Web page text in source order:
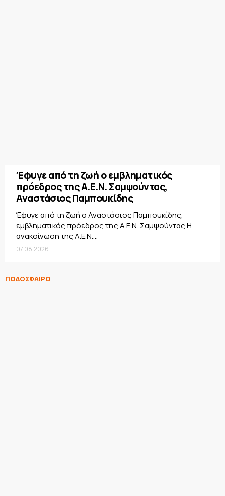
Έφυγε από τη ζωή ο εμβληματικός
πρόεδρος της Α.Ε.Ν. Σαμψούντας,
Αναστάσιος Παμπουκίδης
Έφυγε από τη ζωή ο Αναστάσιος Παμπουκίδης,
εμβληματικός πρόεδρος της Α.Ε.Ν. Σαμψούντας Η
ανακοίνωση της Α.Ε.Ν....
07.08.2026
ΠΟΔΟΣΦΑΙΡΟ